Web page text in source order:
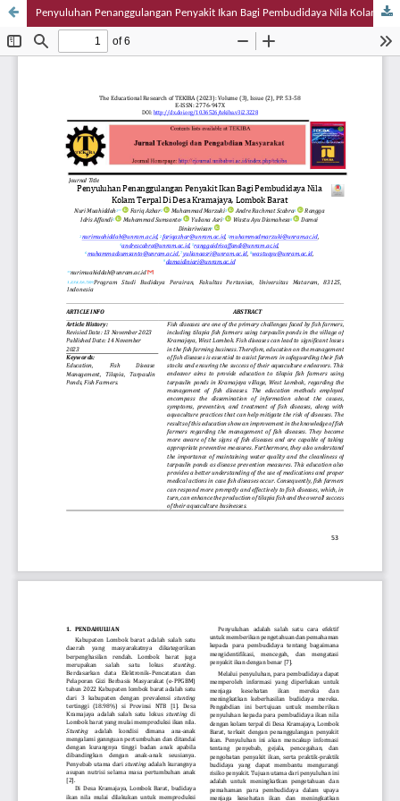
Penyuluhan Penanggulangan Penyakit Ikan Bagi Pembudidaya Nila Kolam Terpal Di Desa Kramajaya, Lombok Barat